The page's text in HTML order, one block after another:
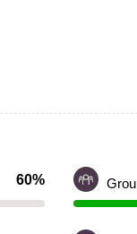
60%